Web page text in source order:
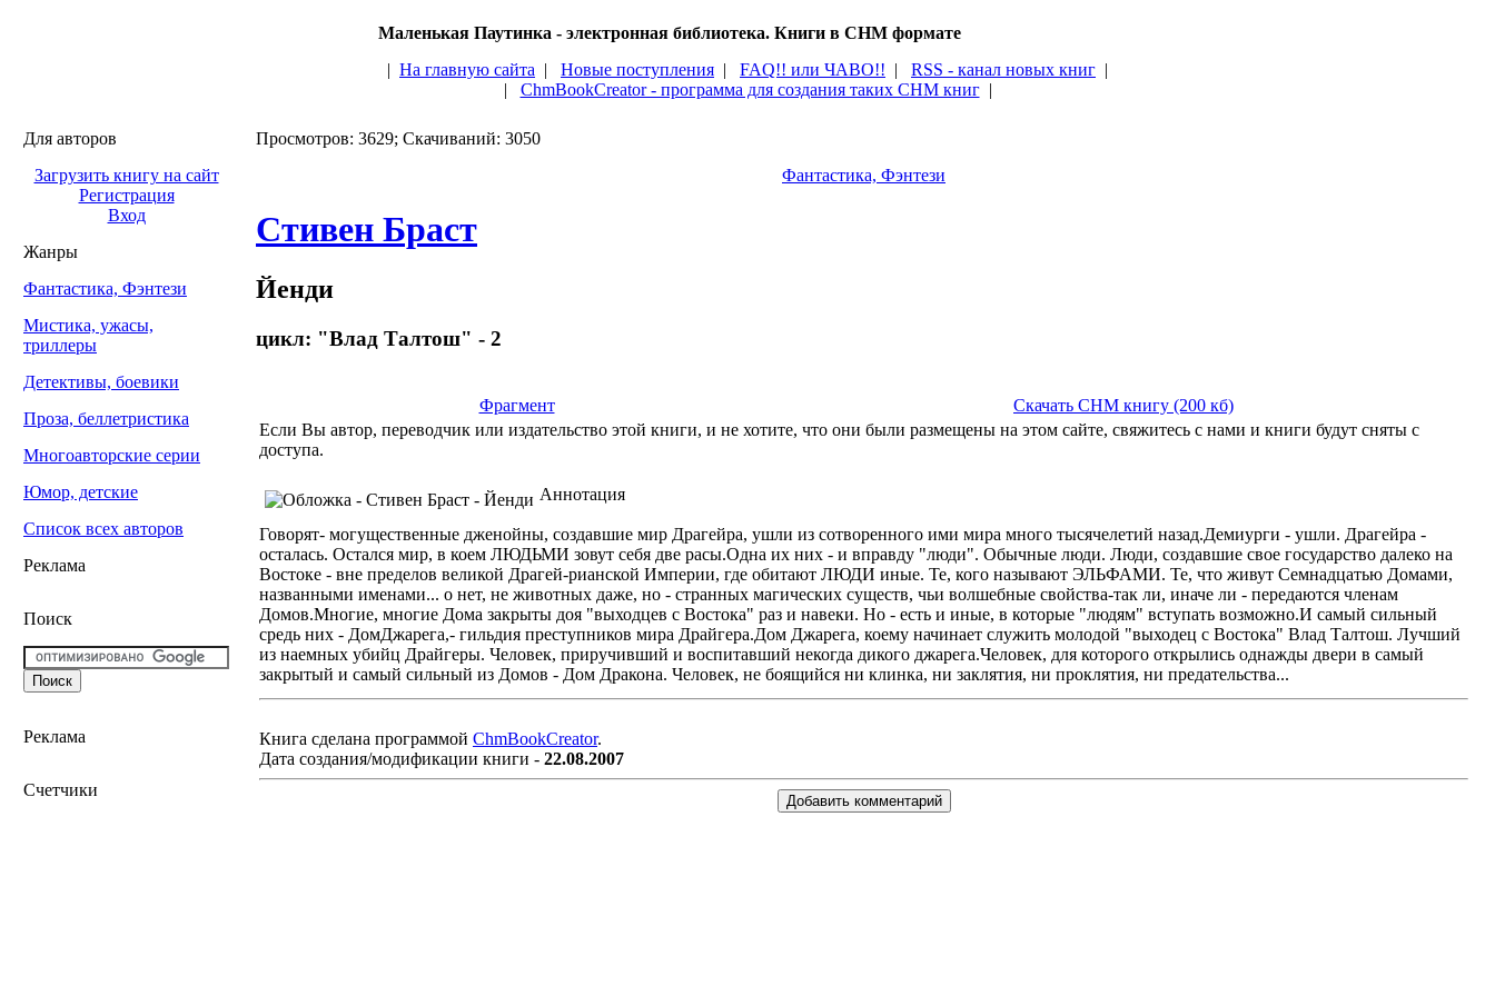
Маленькая Паутинка - электронная библиотека. Книги в CHM формате
| На главную сайта | Новые поступления | FAQ!! или ЧАВО!! | RSS - канал новых книг |
| ChmBookCreator - программа для создания таких CHM книг|
Для авторов
Загрузить книгу на сайт
Регистрация
Вход
Жанры
Фантастика, Фэнтези
Мистика, ужасы,
триллеры
Детективы, боевики
Проза, беллетристика
Многоавторские серии
Юмор, детские
Список всех авторов
Реклама
Поиск
Реклама
Счетчики
Просмотров: 3629; Скачиваний: 3050
Фантастика, Фэнтези
Стивен Браст
Йенди
цикл: "Влад Талтош" - 2
Фрагмент
Скачать CHM книгу (200 кб)
Если Вы автор, переводчик или издательство этой книги, и не хотите, что они были размещены на этом сайте, свяжитесь с нами и книги будут сняты с
доступа.
Аннотация
Говорят- могущественные дженойны, создавшие мир Драгейра, ушли из сотворенного ими мира много тысячелетий назад.Демиурги - ушли. Драгейра -
осталась. Остался мир, в коем ЛЮДЬМИ зовут себя две расы.Одна их них - и вправду "люди". Обычные люди. Люди, создавшие свое государство далеко на
Востоке - вне пределов великой Драгей-рианской Империи, где обитают ЛЮДИ иные. Те, кого называют ЭЛЬФАМИ. Те, что живут Семнадцатью Домами,
названными именами... о нет, не животных даже, но - странных магических существ, чьи волшебные свойства-так ли, иначе ли - передаются членам
Домов.Многие, многие Дома закрыты доя "выходцев с Востока" раз и навеки. Но - есть и иные, в которые "людям" вступать возможно.И самый сильный
средь них - ДомДжарега,- гильдия преступников мира Драйгера.Дом Джарега, коему начинает служить молодой "выходец с Востока" Влад Талтош. Лучший
из наемных убийц Драйгеры. Человек, приручивший и воспитавший некогда дикого джарега.Человек, для которого открылись однажды двери в самый
закрытый и самый сильный из Домов - Дом Дракона. Человек, не боящийся ни клинка, ни заклятия, ни проклятия, ни предательства...
Книга сделана программой ChmBookCreator.
Дата создания/модификации книги - 22.08.2007